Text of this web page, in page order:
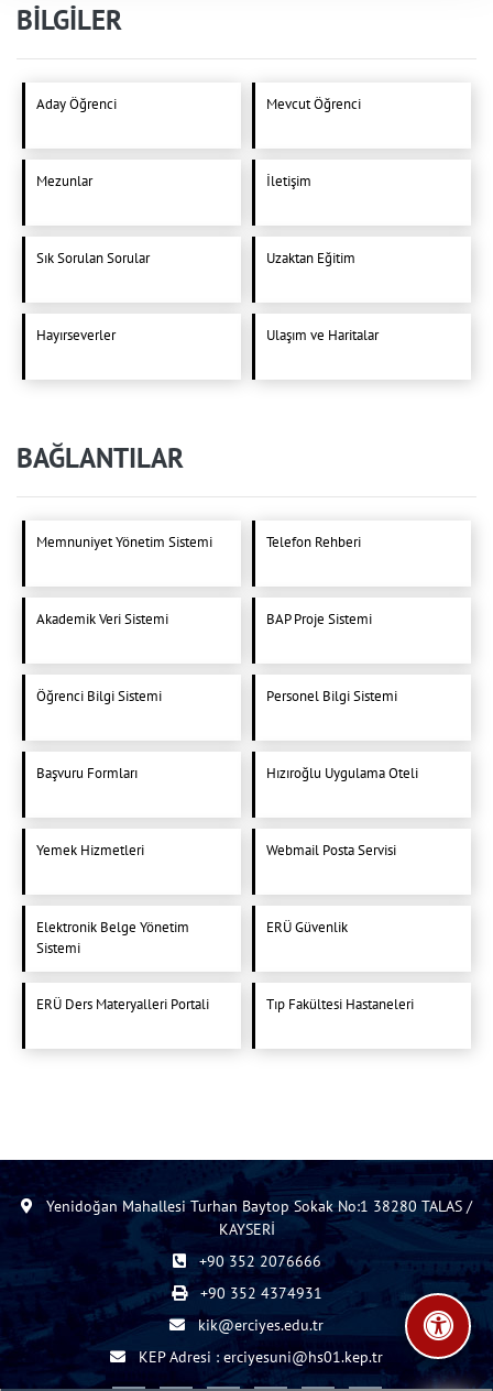
BİLGİLER
Aday Öğrenci Mevcut Öğrenci
Mezunlar İletişim
Sık Sorulan Sorular Uzaktan Eğitim
Hayırseverler Ulaşım ve Haritalar
BAĞLANTILAR
Memnuniyet Yönetim Sistemi Telefon Rehberi
Akademik Veri Sistemi BAP Proje Sistemi
Öğrenci Bilgi Sistemi Personel Bilgi Sistemi
Başvuru Formları Hızıroğlu Uygulama Oteli
Yemek Hizmetleri Webmail Posta Servisi
Elektronik Belge Yönetim
Sistemi
ERÜ Güvenlik
ERÜ Ders Materyalleri Portali Tıp Fakültesi Hastaneleri
Yenidoğan Mahallesi Turhan Baytop Sokak No:1 38280 TALAS /
KAYSERİ
+90 352 2076666
+90 352 4374931
kik@erciyes.edu.tr
KEP Adresi : erciyesuni@hs01.kep.tr